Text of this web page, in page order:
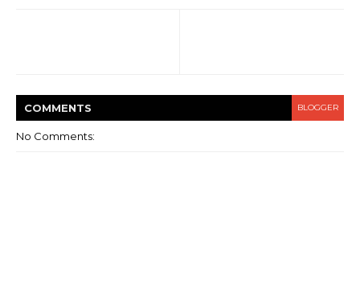
COMMENTS BLOGGER
No Comments: